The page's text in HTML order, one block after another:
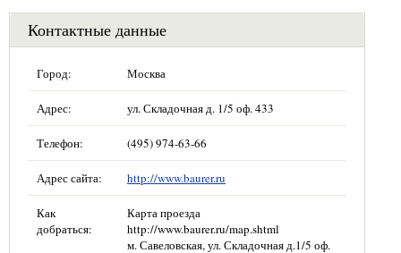
Контактные данные
Город: Москва
Адрес: ул. Складочная д. 1/5 оф. 433
Телефон: (495) 974-63-66
Адрес сайта: http://www.baurer.ru
Как
добраться:
Карта проезда
http://www.baurer.ru/map.shtml
м. Савеловская, ул. Складочная д.1/5 оф.